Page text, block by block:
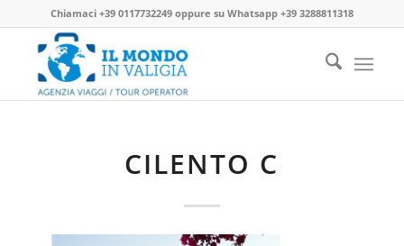
Chiamaci +39 0117732249oppure su Whatsapp +39 3288811318
CILENTO C